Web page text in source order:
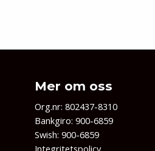
Mer om oss
Org.nr: 802437-8310
Bankgiro: 900-6859
Swish: 900-6859